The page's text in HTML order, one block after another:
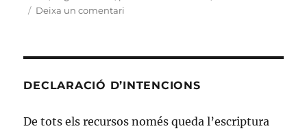
Deixa un comentari
al
DECLARACIÓ D’INTENCIONS
De tots els recursos només queda l’escriptura